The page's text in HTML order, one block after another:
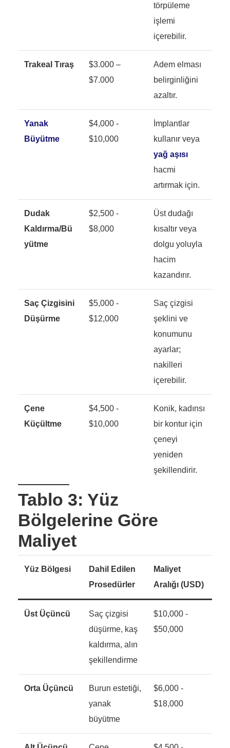
törpüleme
işlemi
içerebilir.
Trakeal Tıraş
$3.000 –
$7.000
Adem elması
belirginliğini
azaltır.
Yanak
Büyütme
$4,000 -
$10,000
İmplantlar
kullanır veya
yağ aşısı
hacmi
artırmak için.
Dudak
Kaldırma/Bü
yütme
$2,500 -
$8,000
Üst dudağı
kısaltır veya
dolgu yoluyla
hacim
kazandırır.
Saç Çizgisini
Düşürme
$5,000 -
$12,000
Saç çizgisi
şeklini ve
konumunu
ayarlar;
nakilleri
içerebilir.
Çene
Küçültme
$4,500 -
$10,000
Konik, kadınsı
bir kontur için
çeneyi
yeniden
şekillendirir.
Tablo 3: Yüz
Bölgelerine Göre
Maliyet
Yüz Bölgesi
Dahil Edilen
Prosedürler
Maliyet
Aralığı (USD)
Üst Üçüncü
Saç çizgisi
düşürme, kaş
kaldırma, alın
şekillendirme
$10,000 -
$50,000
Orta Üçüncü
Burun estetiği,
yanak
büyütme
$6,000 -
$18,000